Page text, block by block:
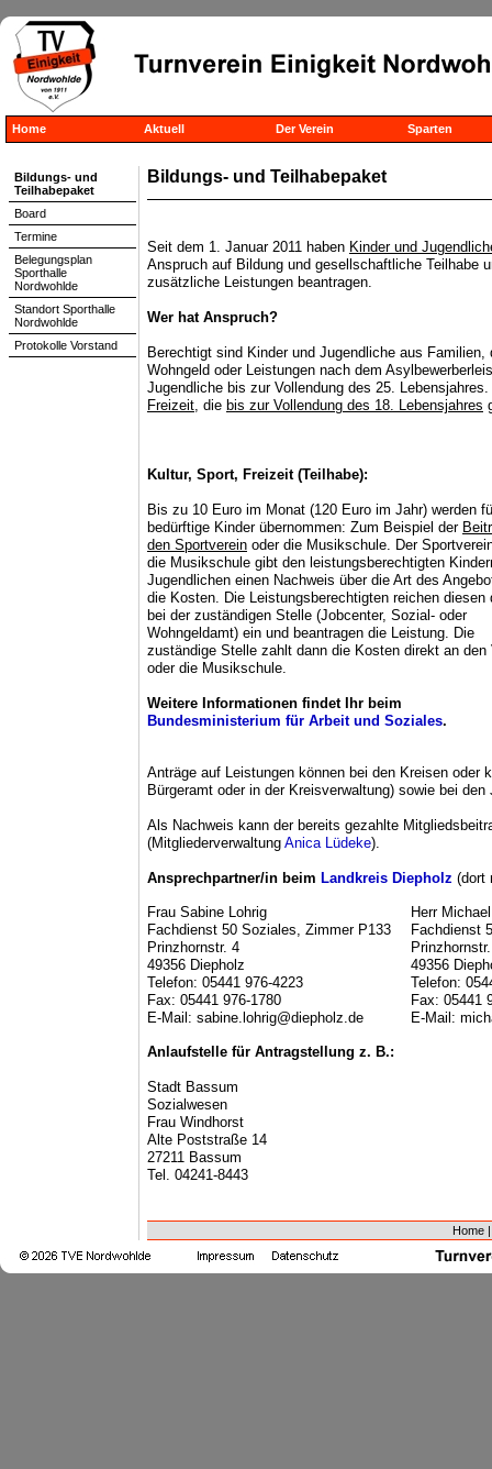
Home Aktuell Der Verein Sparten
Bildungs- und Teilhabepaket
Seit dem 1. Januar 2011 haben Kinder und
Anspruch auf Bildung und gesellschaftliche Teilhabe
zusätzliche Leistungen beantragen.
Wer hat Anspruch?
Berechtigt sind Kinder und Jugendliche aus
Wohngeld oder Leistungen nach dem
Jugendliche bis zur Vollendung des 25.
Freizeit, die bis zur Vollendung des 18. Lebensjahres
Kultur, Sport, Freizeit (Teilhabe):
Bis zu 10 Euro im Monat (120 Euro im Jahr) werden
bedürftige Kinder übernommen: Zum Beispiel der
den Sportverein oder die Musikschule. Der
die Musikschule gibt den leistungsberechtigten
Jugendlichen einen Nachweis über die Art des
die Kosten. Die Leistungsberechtigten reichen diesen
bei der zuständigen Stelle (Jobcenter, Sozial- oder
Wohngeldamt) ein und beantragen die Leistung. Die
zuständige Stelle zahlt dann die Kosten direkt an den
oder die Musikschule.
Weitere Informationen findet Ihr beim
Bundesministerium für Arbeit und Soziales.
Anträge auf Leistungen können bei den Kreisen
Bürgeramt oder in der Kreisverwaltung) sowie bei
Als Nachweis kann der bereits gezahlte
(Mitgliederverwaltung Anica Lüdeke).
Ansprechpartner/in beim Landkreis Diepholz (dort
Frau Sabine Lohrig
Fachdienst 50 Soziales, Zimmer P133
Prinzhornstr. 4
49356 Diepholz
Telefon: 05441 976-4223
Fax: 05441 976-1780
E-Mail: sabine.lohrig@diepholz.de
Herr
Fachdienst
49356
Telefon:
Fax: 05441
E-Mail:
Anlaufstelle für Antragstellung z. B.:
Stadt Bassum
Sozialwesen
Frau Windhorst
Alte Poststraße 14
27211 Bassum
Tel. 04241-8443
Home |
Bildungs- und
Teilhabepaket
Board
Termine
Belegungsplan
Sporthalle
Nordwohlde
Standort Sporthalle
Nordwohlde
Protokolle Vorstand